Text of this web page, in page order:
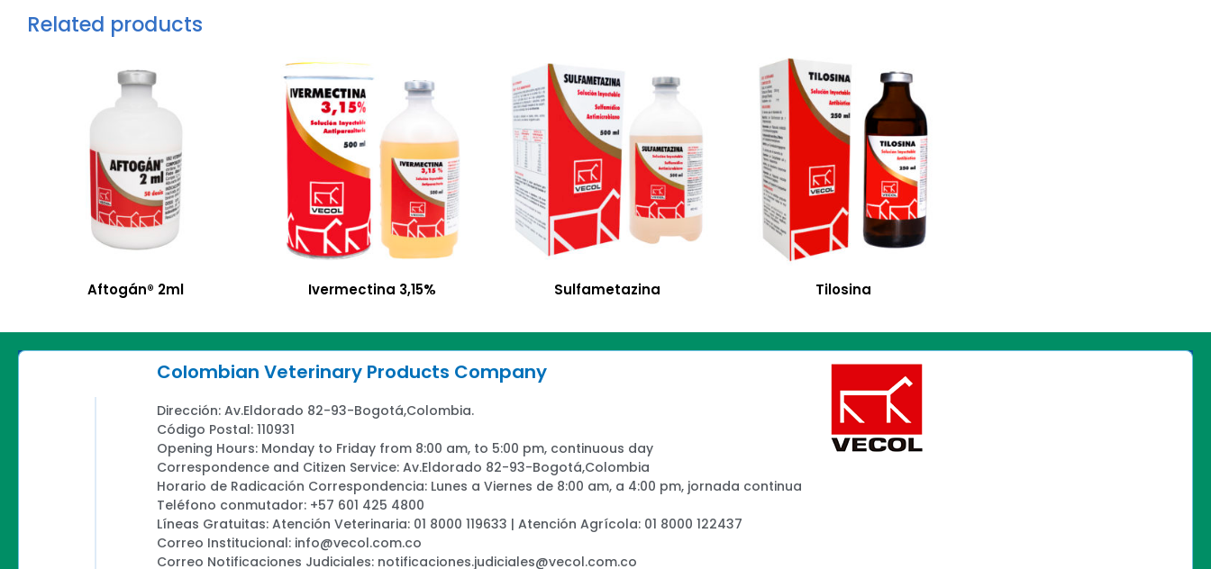
Related products
Aftogán® 2ml Ivermectina 3,15% Sulfametazina Tilosina
Colombian Veterinary Products Company
Dirección: Av.Eldorado 82-93-Bogotá,Colombia.
Código Postal: 110931
Opening Hours: Monday to Friday from 8:00 am, to 5:00 pm, continuous day
Correspondence and Citizen Service: Av.Eldorado 82-93-Bogotá,Colombia
Horario de Radicación Correspondencia: Lunes a Viernes de 8:00 am, a 4:00 pm, jornada continua
Teléfono conmutador: +57 601 425 4800
Líneas Gratuitas: Atención Veterinaria: 01 8000 119633 | Atención Agrícola: 01 8000 122437
Correo Institucional: info@vecol.com.co
Correo Notificaciones Judiciales: notificaciones.judiciales@vecol.com.co